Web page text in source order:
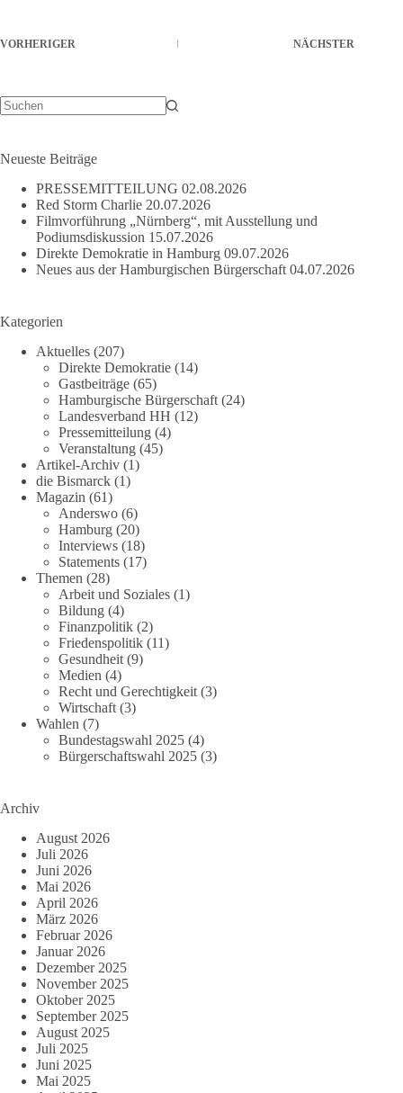
VORHERIGER NÄCHSTER
Neueste Beiträge
PRESSEMITTEILUNG 02.08.2026
Red Storm Charlie 20.07.2026
Filmvorführung „Nürnberg“, mit Ausstellung und
Podiumsdiskussion 15.07.2026
Direkte Demokratie in Hamburg 09.07.2026
Neues aus der Hamburgischen Bürgerschaft 04.07.2026
Kategorien
Aktuelles (207)
Direkte Demokratie (14)
Gastbeiträge (65)
Hamburgische Bürgerschaft (24)
Landesverband HH (12)
Pressemitteilung (4)
Veranstaltung (45)
Artikel-Archiv (1)
die Bismarck (1)
Magazin (61)
Anderswo (6)
Hamburg (20)
Interviews (18)
Statements (17)
Themen (28)
Arbeit und Soziales (1)
Bildung (4)
Finanzpolitik (2)
Friedenspolitik (11)
Gesundheit (9)
Medien (4)
Recht und Gerechtigkeit (3)
Wirtschaft (3)
Wahlen (7)
Bundestagswahl 2025 (4)
Bürgerschaftswahl 2025 (3)
Archiv
August 2026
Juli 2026
Juni 2026
Mai 2026
April 2026
März 2026
Februar 2026
Januar 2026
Dezember 2025
November 2025
Oktober 2025
September 2025
August 2025
Juli 2025
Juni 2025
Mai 2025